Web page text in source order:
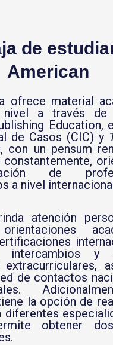
de
American
ofrece material
a través de
Education,
de Casos (CIC) y
, con un pensum
de
a nivel
atención
intercambios y
extracurriculares,
de contactos
la opción de
diferentes
obtener